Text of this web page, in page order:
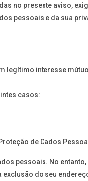
no presente aviso,
pessoais e da sua
legítimo interesse
casos:
de Dados
pessoais. No
do seu